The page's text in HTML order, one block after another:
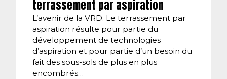
terrassement par aspiration
L’avenir de la VRD. Le terrassement par
aspiration résulte pour partie du
développement de technologies
d’aspiration et pour partie d’un besoin du
fait des sous-sols de plus en plus
encombrés…